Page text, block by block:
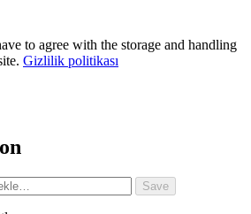
to agree with the storage and handling
Gizlilik politikası